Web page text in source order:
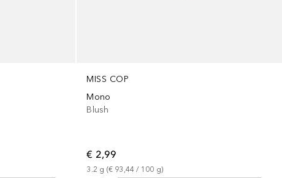
MISS COP
Mono
Blush
€ 2,99
3.2 g (€ 93,44 / 100 g)